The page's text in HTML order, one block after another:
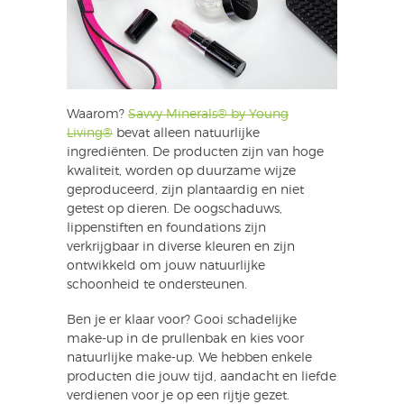
Waarom? Savvy Minerals® by Young
Living® bevat alleen natuurlijke
ingrediënten. De producten zijn van hoge
kwaliteit, worden op duurzame wijze
geproduceerd, zijn plantaardig en niet
getest op dieren. De oogschaduws,
lippenstiften en foundations zijn
verkrijgbaar in diverse kleuren en zijn
ontwikkeld om jouw natuurlijke
schoonheid te ondersteunen.
Ben je er klaar voor? Gooi schadelijke
make-up in de prullenbak en kies voor
natuurlijke make-up. We hebben enkele
producten die jouw tijd, aandacht en liefde
verdienen voor je op een rijtje gezet.